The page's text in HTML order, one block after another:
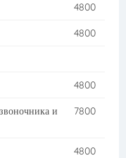
4800
4800
4800
и
7800
4800